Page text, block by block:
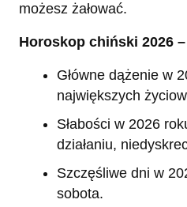
możesz żałować.
Horoskop chiński 2026
Główne dążenie w
największych
Słabości w 2026
działaniu,
Szczęśliwe dni w
sobota.